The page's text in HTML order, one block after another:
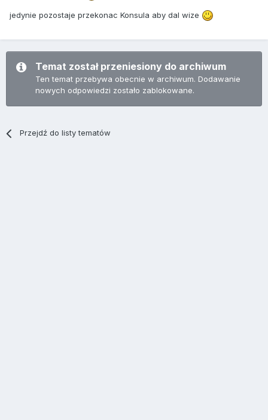
jedynie pozostaje przekonac Konsula aby dal wize
Temat został przeniesiony do archiwum
Ten temat przebywa obecnie w archiwum. Dodawanie
nowych odpowiedzi zostało zablokowane.
Przejdź do listy tematów